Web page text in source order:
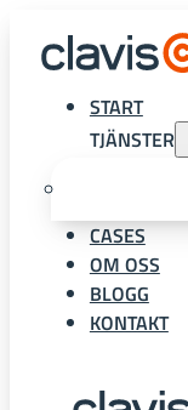
START
TJÄNSTER
CASES
OM OSS
BLOGG
KONTAKT